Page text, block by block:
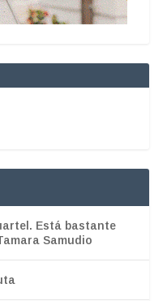
Está bastante
Samudio